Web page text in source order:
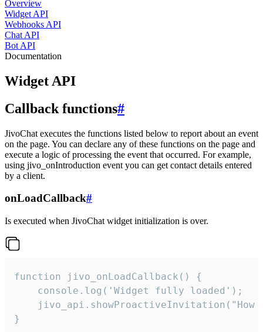
Overview
Widget API
Webhooks API
Chat API
Bot API
Documentation
Widget API
Callback functions#
JivoChat executes the functions listed below to report about an event
on the page. You can declare any of these functions on the page and
execute a logic of processing the event that occurred. For example,
using jivo_onIntroduction event you can get contact details entered
by a client.
onLoadCallback#
Is executed when JivoChat widget initialization is over.
function jivo_onLoadCallback() {
    console.log('Widget fully loaded');
jivo_api.showProactiveInvitation("How
}